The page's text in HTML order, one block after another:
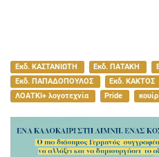
Εκδ. ΚΑΣΤΑΝΙΩΤΗ Εκδ. ΠΑΤΑΚΗ
Εκδ. ΠΑΠΑΔΟΠΟΥΛΟΣ
Εκδ. ΚΑΚΤΟΣ
ΛΟΑΤΚΙ+ λογοτεχνία
Pride κουίρ